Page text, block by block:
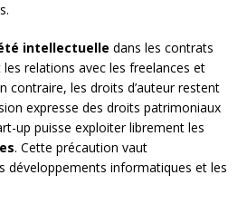
intellectuelle dans les contrats
relations avec les freelances et
contraire, les droits d’auteur restent
expresse des droits patrimoniaux
up puisse exploiter librement les
. Cette précaution vaut
développements informatiques et les